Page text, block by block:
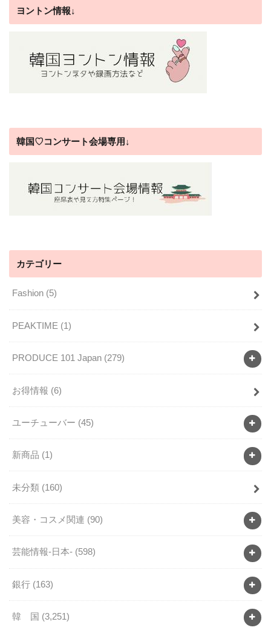
ヨントン情報↓
韓国♡コンサート会場専用↓
カテゴリー
Fashion (5)
PEAKTIME (1)
PRODUCE 101 Japan (279)
お得情報 (6)
ユーチューバー (45)
新商品 (1)
未分類 (160)
美容・コスメ関連 (90)
芸能情報-日本- (598)
銀行 (163)
韓 国 (3,251)